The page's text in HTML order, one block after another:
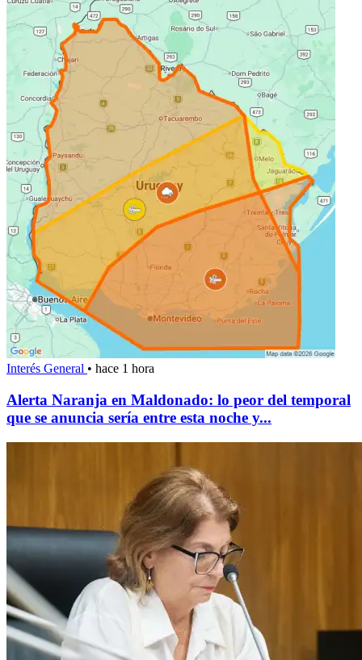
Interés General • hace 1 hora
Alerta Naranja en Maldonado: lo peor del temporal
que se anuncia sería entre esta noche y...